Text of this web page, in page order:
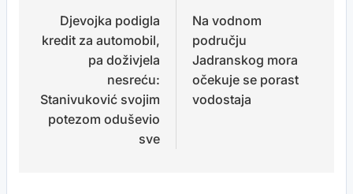
navigation
Djevojka podigla
kredit za automobil,
pa doživjela
nesreću:
Stanivuković svojim
potezom oduševio
sve
Na vodnom
području
Jadranskog mora
očekuje se porast
vodostaja